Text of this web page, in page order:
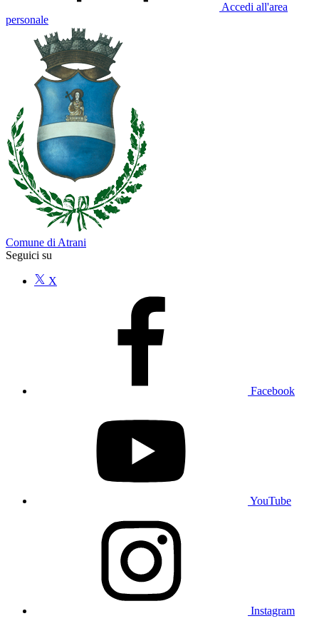
Accedi all'area
personale
Comune di Atrani
Seguici su
X
Facebook
YouTube
Instagram